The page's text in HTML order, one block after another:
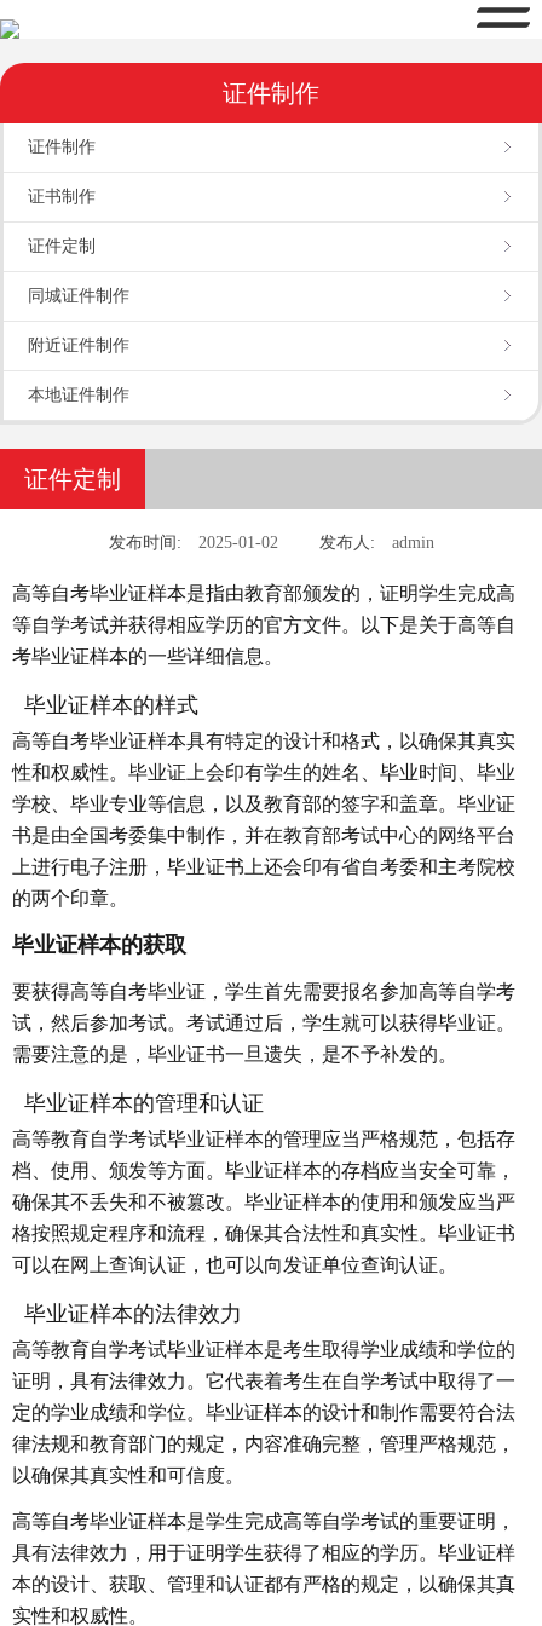
证件制作
证件制作
证书制作
证件定制
同城证件制作
附近证件制作
本地证件制作
证件定制
发布时间: 2025-01-02 发布人: admin
高等自考毕业证样本是指由教育部颁发的，证明学生完成高
等自学考试并获得相应学历的官方文件。以下是关于高等自
考毕业证样本的一些详细信息。
毕业证样本的样式
高等自考毕业证样本具有特定的设计和格式，以确保其真实
性和权威性。毕业证上会印有学生的姓名、毕业时间、毕业
学校、毕业专业等信息，以及教育部的签字和盖章。毕业证
书是由全国考委集中制作，并在教育部考试中心的网络平台
上进行电子注册，毕业证书上还会印有省自考委和主考院校
的两个印章。
毕业证样本的获取
要获得高等自考毕业证，学生首先需要报名参加高等自学考
试，然后参加考试。考试通过后，学生就可以获得毕业证。
需要注意的是，毕业证书一旦遗失，是不予补发的。
毕业证样本的管理和认证
高等教育自学考试毕业证样本的管理应当严格规范，包括存
档、使用、颁发等方面。毕业证样本的存档应当安全可靠，
确保其不丢失和不被篡改。毕业证样本的使用和颁发应当严
格按照规定程序和流程，确保其合法性和真实性。毕业证书
可以在网上查询认证，也可以向发证单位查询认证。
毕业证样本的法律效力
高等教育自学考试毕业证样本是考生取得学业成绩和学位的
证明，具有法律效力。它代表着考生在自学考试中取得了一
定的学业成绩和学位。毕业证样本的设计和制作需要符合法
律法规和教育部门的规定，内容准确完整，管理严格规范，
以确保其真实性和可信度。
高等自考毕业证样本是学生完成高等自学考试的重要证明，
具有法律效力，用于证明学生获得了相应的学历。毕业证样
本的设计、获取、管理和认证都有严格的规定，以确保其真
实性和权威性。